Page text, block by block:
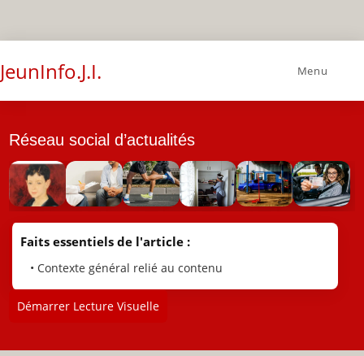
JeunInfo.J.I. Menu
Réseau social d’actualités
Faits essentiels de l'article :
• Contexte général relié au contenu
Démarrer Lecture Visuelle